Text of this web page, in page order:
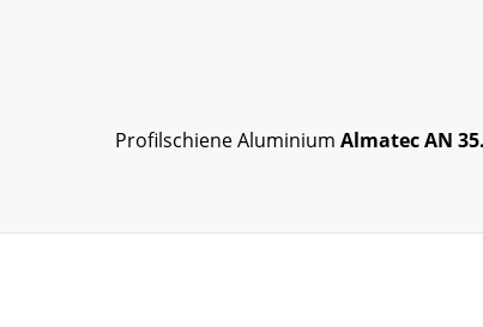
Profilschiene Aluminium Almatec AN